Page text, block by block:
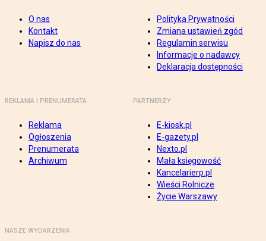
O nas
Kontakt
Napisz do nas
Polityka Prywatności
Zmiana ustawień zgód
Regulamin serwisu
Informacje o nadawcy
Deklaracja dostępności
REKLAMA I PRENUMERATA
Reklama
Ogłoszenia
Prenumerata
Archiwum
PARTNERZY
E-kiosk.pl
E-gazety.pl
Nexto.pl
Mała księgowość
Kancelarierp.pl
Wieści Rolnicze
Życie Warszawy
NASZE WYDARZENIA